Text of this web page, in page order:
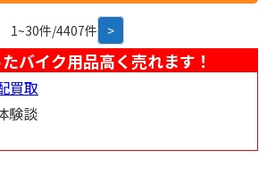
などが人気です。 バイクで訪れる場合は、道の駅
車できます。 ツーリングの休憩場所としても最適
豊かな公園や温泉施設などもあります。
1~30件/4407件 >
バイク用品高く売れます！
買取
験談